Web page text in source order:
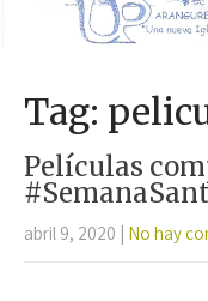
Tag:
Películas
abril 9, 2020 No hay